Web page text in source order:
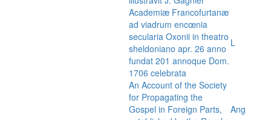
Academiæ Francofurtanæ
ad viadrum encœnia
secularia Oxonii in theatro
sheldoniano apr. 26 anno
fundat 201 annoque Dom.
1706 celebrata
L
An Account of the Society
for Propagating the
Gospel in Foreign Parts,
Ang